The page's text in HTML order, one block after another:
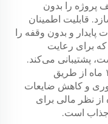
پروژه را بدون
قابلیت اطمینان
پایدار و بدون وقفه را
که برای رعایت
پشتیبانی می‌کند.
بازگشت سرمایه معمولاً در بازهٔ ۱۲ تا ۱۸ ماه از طریق
و کاهش ضایعات
از نظر مالی برای
جذاب است.